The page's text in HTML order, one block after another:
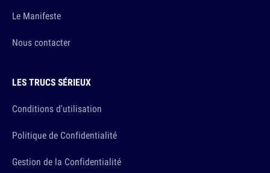
Le Manifeste
Nous contacter
LES TRUCS SÉRIEUX
Conditions d'utilisation
Politique de Confidentialité
Gestion de la Confidentialité